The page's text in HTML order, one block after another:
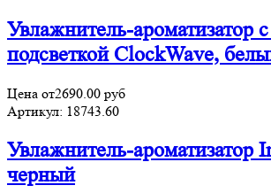
Увлажнитель-ароматизатор
подсветкой ClockWave,
Цена от2690.00 руб
Артикул: 18743.60
Увлажнитель-ароматизатор
черный